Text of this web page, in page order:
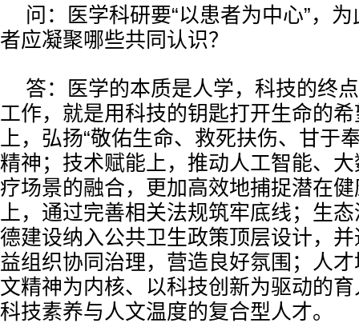
问：医学科研要“以患者为中心”，
者应凝聚哪些共同认识？
答：医学的本质是人学，科技的终
工作，就是用科技的钥匙打开生命的
上，弘扬“敬佑生命、救死扶伤、甘于
精神；技术赋能上，推动人工智能、
疗场景的融合，更加高效地捕捉潜在
上，通过完善相关法规筑牢底线；生
德建设纳入公共卫生政策顶层设计，
益组织协同治理，营造良好氛围；人
文精神为内核、以科技创新为驱动的
科技素养与人文温度的复合型人才。